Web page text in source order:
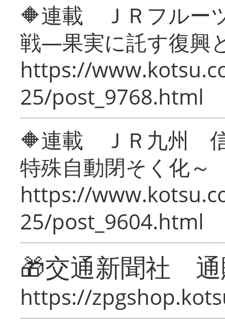
🔶連載 ＪＲフルー
戦―果実に託す復興
https://
25/post_9768.html
🔶連載 ＪＲ九州 信
特殊自動閉そく化～
https://
25/post_9604.html
🎁交通新聞社
https://